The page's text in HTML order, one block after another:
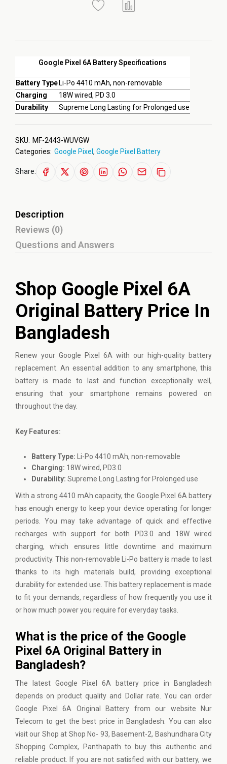
Google Pixel 6A Battery Specifications
Battery Type Li-Po 4410 mAh, non-removable
Charging
18W wired, PD 3.0
Durability
Supreme Long Lasting for Prolonged use
SKU: MF-2443-WUVGW
Categories: Google Pixel , Google Pixel Battery
Share:
Description
Reviews (0)
Questions and Answers
Shop Google Pixel 6A
Original Battery Price In
Bangladesh
Renew your Google Pixel
6A with our high-quality battery
replacement. An essential addition to any smartphone, this
battery is made to last and function exceptionally well,
ensuring that your smartphone remains powered on
throughout the day.
Key Features:
Battery Type: Li-Po 4410 mAh, non-removable
Charging: 18W wired, PD3.0
Durability: Supreme Long Lasting for Prolonged use
With a strong 4410 mAh capacity, the Google Pixel 6A battery
has enough energy to keep your device operating for longer
periods. You may take advantage of quick and effective
recharges with support for both PD3.0 and 18W wired
charging, which ensures little downtime and maximum
productivity. This non-removable Li-Po battery is made to last
thanks to its high materials build, providing exceptional
durability for extended use. This battery replacement is made
to fit your demands, regardless of how frequently you use it
or how much power you require for everyday tasks.
What is the price of the Google
Pixel 6A Original Battery in
Bangladesh?
The latest Google Pixel 6A battery price in Bangladesh
depends on product quality and Dollar rate. You can order
Google Pixel 6A Original Battery from our website
Nur
Telecom to get the best price in Bangladesh. You can also
visit our Shop at Shop No- 93, Basement-2, Bashundhara City
Shopping Complex, Panthapath to buy this authentic and
reliable product. If you are not satisfied with our battery, we